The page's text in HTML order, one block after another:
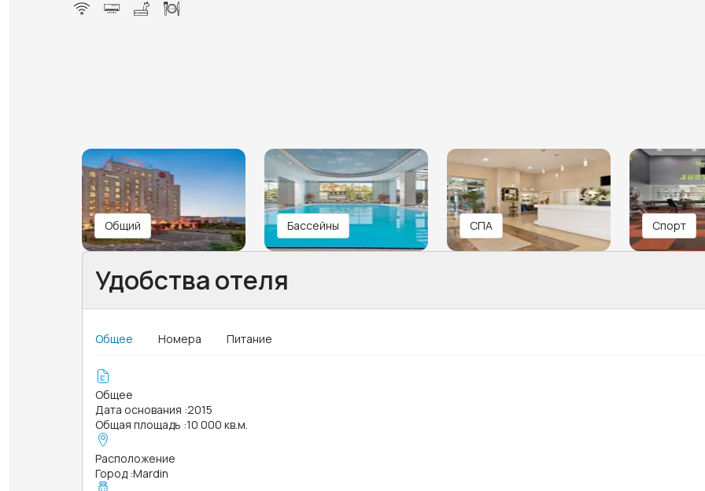
Общий Бассейны СПА Спорт
Удобства отеля
Общее Номера Питание
Общее
Дата основания :2015
Общая площадь :10 000 кв.м.
Расположение
Город :Mardin